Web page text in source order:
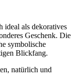
ideal als dekoratives
Geschenk. Die
symbolische
Blickfang.
natürlich und